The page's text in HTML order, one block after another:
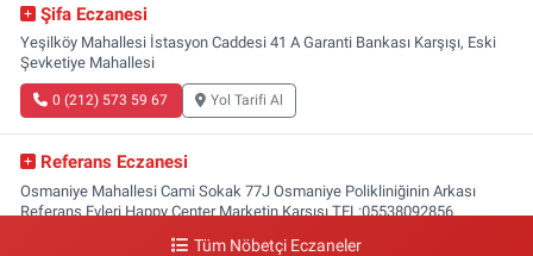
Şifa Eczanesi
Yeşilköy Mahallesi İstasyon Caddesi 41 A Garanti Bankası Karşışı, Eski
Şevketiye Mahallesi
0 (212) 573 59 67 Yol Tarifi Al
Referans Eczanesi
Osmaniye Mahallesi Cami Sokak 77J Osmaniye Polikliniğinin Arkası
Referans Evleri Happy Center Marketin Karşısı TEL:05538092856
Yol Tarifi Al
Tüm Nöbetçi Eczaneler